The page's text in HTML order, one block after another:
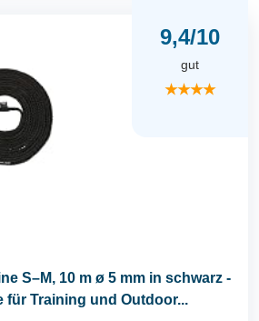
9,4/10
gut
★★★★
S–M, 10 m ø 5 mm in schwarz -
für Training und Outdoor...